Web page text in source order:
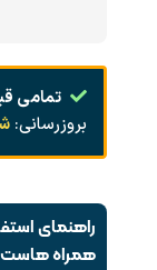
تمامی
بروزرسانی:
راهنمای
همراه هاست